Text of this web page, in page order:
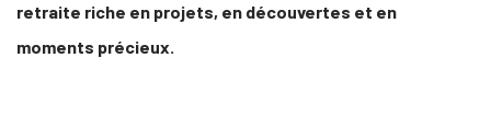
retraite riche en projets, en découvertes et en
moments précieux.